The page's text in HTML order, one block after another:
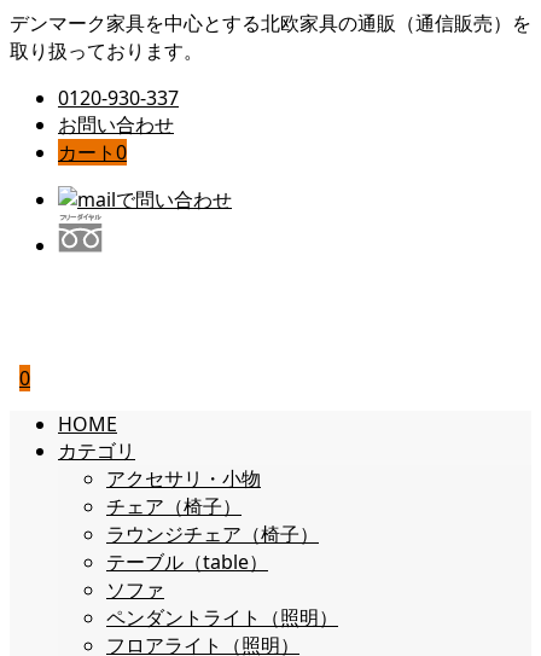
デンマーク家具を中心とする北欧家具の通販（通信販売）を
取り扱っております。
0120-930-337
お問い合わせ
カート0
0
HOME
カテゴリ
アクセサリ・小物
チェア（椅子）
ラウンジチェア（椅子）
テーブル（table）
ソファ
ペンダントライト（照明）
フロアライト（照明）